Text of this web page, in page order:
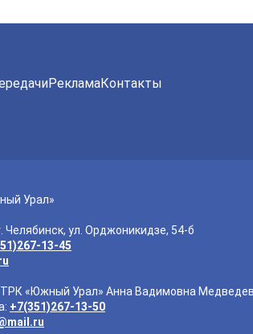
РекламаКонтакты
Урал»
Челябинск, ул. Орджоникидзе, 54-б
13-45
«Южный Урал» Анна Вадимовна
+7(351)267-13-50